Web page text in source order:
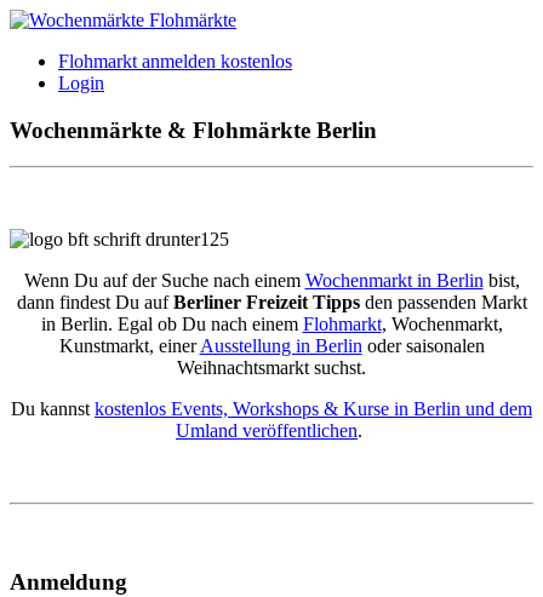
Flohmarkt anmelden kostenlos
Login
Wochenmärkte & Flohmärkte Berlin
Wenn Du auf der Suche nach einem Wochenmarkt in Berlinbist,
dann findest Du aufBerliner Freizeit Tippsden passenden Markt
in Berlin. Egal ob Du nach einem Flohmarkt, Wochenmarkt,
Kunstmarkt, einerAusstellung in Berlinoder saisonalen
Weihnachtsmarkt suchst.
Du kannstkostenlos Events, Workshops & Kurse in Berlin und dem
Umland veröffentlichen.
Anmeldung